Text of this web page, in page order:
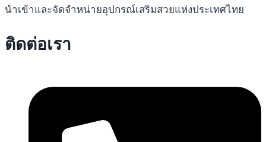
นำเข้าและจัดจำหน่ายอุปกรณ์เสริมสวยแห่งประเทศไทย
ติดต่อเรา